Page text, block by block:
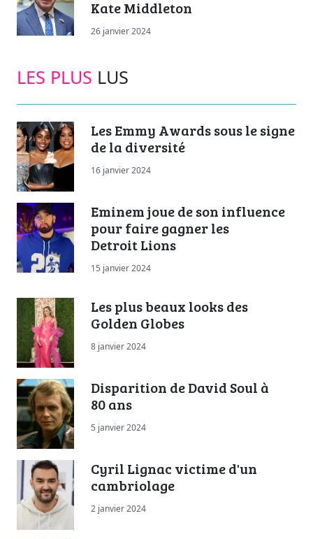
Kate Middleton
26 janvier 2024
LES PLUS LUS
Les Emmy Awards sous le signe
de la diversité
16 janvier 2024
Eminem joue de son influence
pour faire gagner les
Detroit Lions
15 janvier 2024
Les plus beaux looks des
Golden Globes
8 janvier 2024
Disparition de David Soul à
80 ans
5 janvier 2024
Cyril Lignac victime d'un
cambriolage
2 janvier 2024